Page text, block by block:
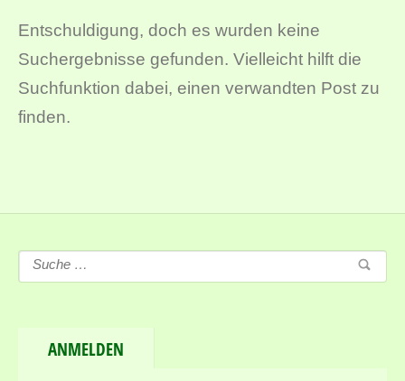
Entschuldigung, doch es wurden keine
Suchergebnisse gefunden. Vielleicht hilft die
Suchfunktion dabei, einen verwandten Post zu
finden.
ANMELDEN